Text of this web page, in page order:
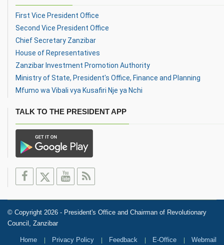
First Vice President Office
Second Vice President Office
Chief Secretary Zanzibar
House of Representatives
Zanzibar Investment Promotion Authority
Ministry of State, President's Office, Finance and Planning
Mfumo wa Vibali vya Kusafiri Nje ya Nchi
TALK TO THE PRESIDENT APP
© Copyright 2026 - President's Office and Chairman of Revolutionary
Council, Zanzibar
Home Privacy Policy Feedback E-Office Webmail